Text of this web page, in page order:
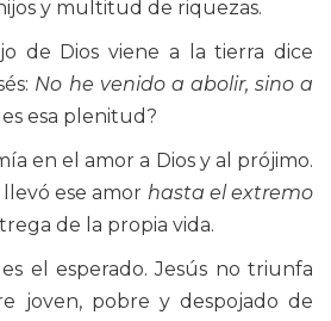
y multitud de riquezas.
de Dios viene a la tierra dice
No he venido a abolir, sino a
es esa plenitud?
en el amor a Dios y al prójimo.
llevó ese amor hasta el extremo
de la propia vida.
el esperado. Jesús no triunfa
joven, pobre y despojado de